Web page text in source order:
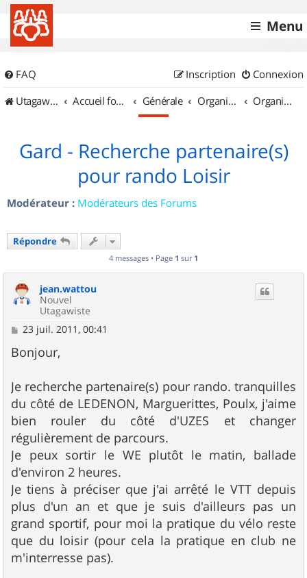
Menu
FAQ Connexion
Inscription
UtagawaVTT (Randos VTT et VTTAE avec traces GPS)
Accueil forum Générale Organisation de sorties & Recherche de partenaires Organisation de sorties en région Languedoc Roussillon
Gard - Recherche partenaire(s)
pour rando Loisir
Modérateur : Modérateurs des Forums
Répondre
4 messages • Page 1 sur 1
jean.wattou
Nouvel
Utagawiste
M
s
s
g
e
23 juil. 2011, 00:41
Bonjour,
Je recherche partenaire(s) pour rando. tranquilles
du côté de LEDENON, Marguerittes, Poulx, j'aime
bien rouler du côté d'UZES et changer
régulièrement de parcours.
Je peux sortir le WE plutôt le matin, ballade
d'environ 2 heures.
Je tiens à préciser que j'ai arrêté le VTT depuis
plus d'un an et que je suis d'ailleurs pas un
grand sportif, pour moi la pratique du vélo reste
que du loisir (pour cela la pratique en club ne
m'interresse pas).